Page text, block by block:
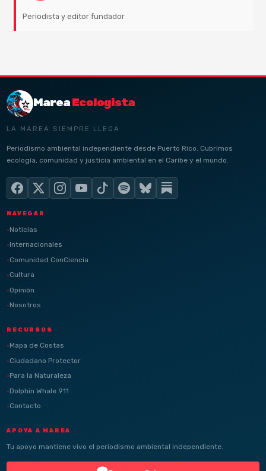
Periodista y editor fundador
MareaEcologista
LA MAREA SIEMPRE LLEGA
Periodismo ambiental independiente desde Puerto Rico. Cubrimos
ecología, comunidad y justicia ambiental en el Caribe y el mundo.
NAVEGAR
Noticias
Internacionales
Comunidad ConCiencia
Cultura
Opinión
Nosotros
RECURSOS
Mapa de Costas
Ciudadano Protector
Para la Naturaleza
Dolphin Whale 911
Contacto
APOYA A MAREA
Tu apoyo mantiene vivo el periodismo ambiental independiente.